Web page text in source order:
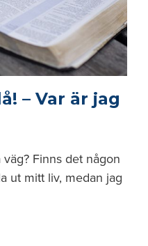
– Var är jag
Finns det någon
ut mitt liv, medan jag